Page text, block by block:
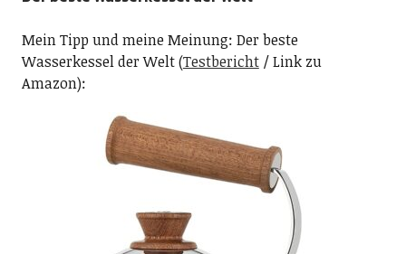
Mein Tipp und meine Meinung: Der beste
Wasserkessel der Welt (Testbericht/ Link zu
Amazon):